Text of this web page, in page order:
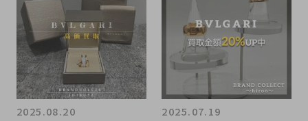
2025.08.20
2025.07.19